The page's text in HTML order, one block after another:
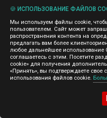
🍪 ИСПОЛЬЗОВАНИЕ ФАЙЛОВ
Мы используем файлы cookie,
пользователем. Сайт может
распространения контента на
предлагать вам более
любое дальнейшее использование
соглашаетесь с этим. Посетите
cookie» для получения
«Принять», вы подтверждаете свое
использования файлов cookie.